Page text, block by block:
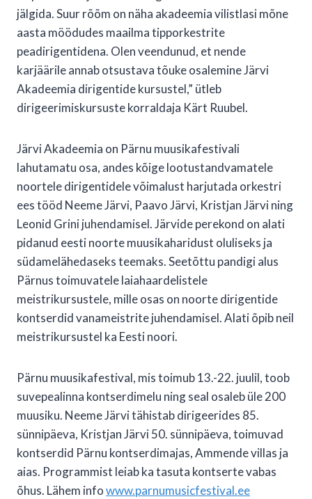
jälgida. Suur rõõm on näha akadeemia vilistlasi mõne
aasta möödudes maailma tipporkestrite
peadirigentidena. Olen veendunud, et nende
karjäärile annab otsustava tõuke osalemine Järvi
Akadeemia dirigentide kursustel,” ütleb
dirigeerimiskursuste korraldaja Kärt Ruubel.
Järvi Akadeemia on Pärnu muusikafestivali
lahutamatu osa, andes kõige lootustandvamatele
noortele dirigentidele võimalust harjutada orkestri
ees tööd Neeme Järvi, Paavo Järvi, Kristjan Järvi ning
Leonid Grini juhendamisel. Järvide perekond on alati
pidanud eesti noorte muusikaharidust oluliseks ja
südamelähedaseks teemaks. Seetõttu pandigi alus
Pärnus toimuvatele laiahaardelistele
meistrikursustele, mille osas on noorte dirigentide
kontserdid vanameistrite juhendamisel. Alati õpib neil
meistrikursustel ka Eesti noori.
Pärnu muusikafestival, mis toimub 13.-22. juulil, toob
suvepealinna kontserdimelu ning seal osaleb üle 200
muusiku. Neeme Järvi tähistab dirigeerides 85.
sünnipäeva, Kristjan Järvi 50. sünnipäeva, toimuvad
kontserdid Pärnu kontserdimajas, Ammende villas ja
aias. Programmist leiab ka tasuta kontserte vabas
õhus. Lähem infowww.parnumusicfestival.ee